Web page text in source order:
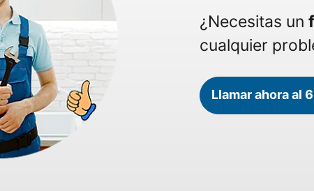
¿Necesitas un
cualquier
Llamar ahora al